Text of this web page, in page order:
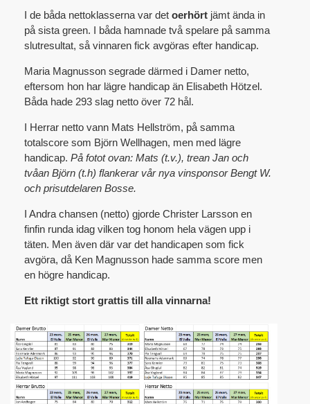
I de båda nettoklasserna var det oerhört jämt ända in
på sista green. I båda hamnade två spelare på samma
slutresultat, så vinnaren fick avgöras efter handicap.
Maria Magnusson segrade därmed i Damer netto,
eftersom hon har lägre handicap än Elisabeth Hötzel.
Båda hade 293 slag netto över 72 hål.
I Herrar netto vann Mats Hellström, på samma
totalscore som Björn Wellhagen, men med lägre
handicap. På fotot ovan: Mats (t.v.), trean Jan och
tvåan Björn (t.h) flankerar vår nya vinsponsor Bengt W.
och prisutdelaren Bosse.
I Andra chansen (netto) gjorde Christer Larsson en
finfin runda idag vilken tog honom hela vägen upp i
täten. Men även där var det handicapen som fick
avgöra, då Ken Magnusson hade samma score men
en högre handicap.
Ett riktigt stort grattis till alla vinnarna!